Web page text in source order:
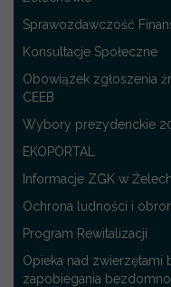
Sprawozdawczość
Konsultacje Społeczne
Obowiązek zgłoszenia
CEEB
Wybory prezydenckie
EKOPORTAL
Informacje ZGK w
Ochrona ludności i
Program Rewitalizacji
Opieka nad zwierzętami
zapobiegania